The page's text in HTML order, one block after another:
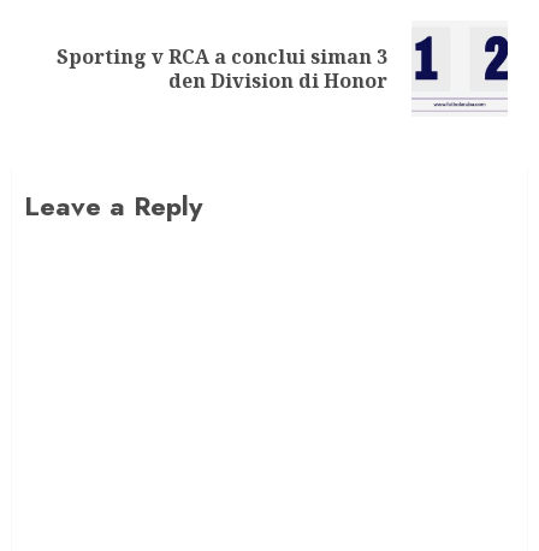
Sporting v RCA a conclui siman 3
den Division di Honor
Leave a Reply